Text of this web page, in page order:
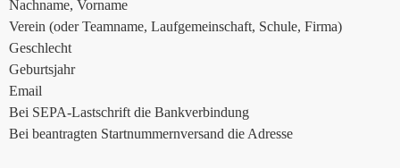
Nachname, Vorname
Verein (oder Teamname, Laufgemeinschaft, Schule, Firma)
Geschlecht
Geburtsjahr
Email
Bei SEPA-Lastschrift die Bankverbindung
Bei beantragten Startnummernversand die Adresse